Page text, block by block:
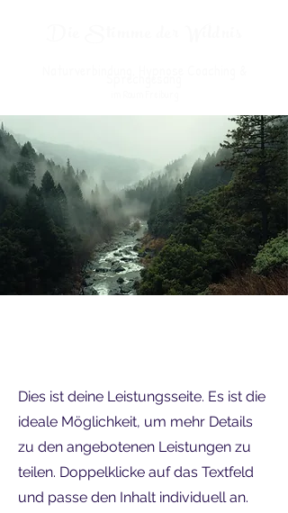
Dies ist deine Leistungsseite. Es ist die
ideale Möglichkeit, um mehr Details
zu den angebotenen Leistungen zu
teilen. Doppelklicke auf das Textfeld
und passe den Inhalt individuell an.